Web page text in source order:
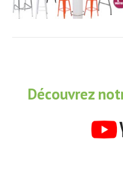
Découvrez